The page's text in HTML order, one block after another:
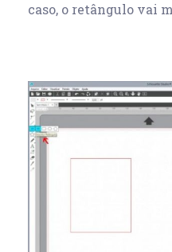
caso, o retângulo vai